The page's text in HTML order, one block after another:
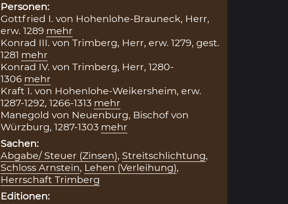
Personen:
Gottfried I. von Hohenlohe-Brauneck, Herr,
erw. 1289 mehr
Konrad III. von Trimberg, Herr, erw. 1279, gest.
1281 mehr
Konrad IV. von Trimberg, Herr, 1280-
1306 mehr
Kraft I. von Hohenlohe-Weikersheim, erw.
1287-1292, 1266-1313 mehr
Manegold von Neuenburg, Bischof von
Würzburg, 1287-1303 mehr
Sachen:
Abgabe/ Steuer (Zinsen), Streitschlichtung,
Schloss Arnstein, Lehen (Verleihung),
Herrschaft Trimberg
Editionen: